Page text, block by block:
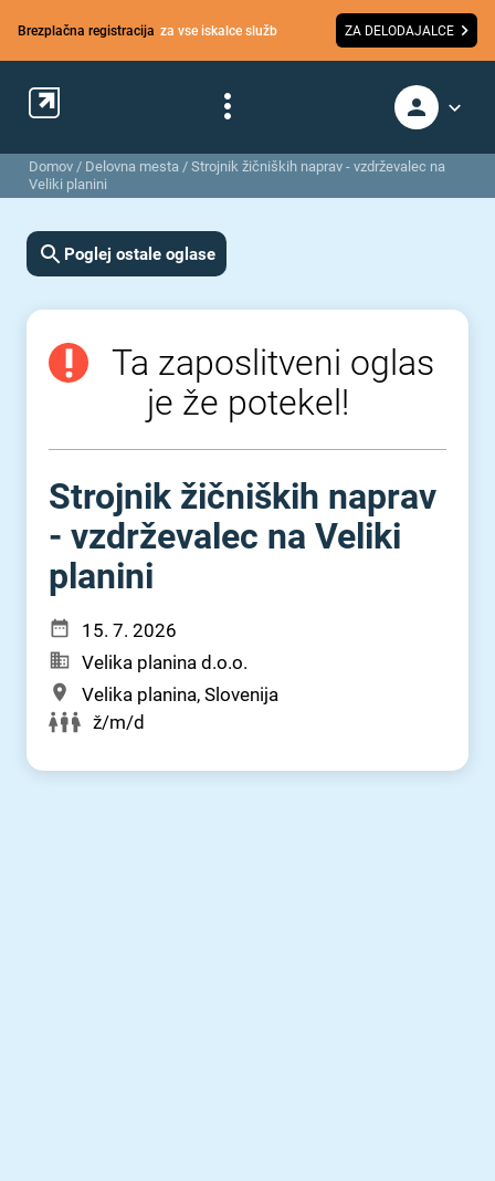
Brezplačna registracija za vse iskalce služb ZA DELODAJALCE
Domov / Delovna mesta / Strojnik žičniških naprav - vzdrževalec na
Veliki planini
Poglej ostale oglase
Ta zaposlitveni oglas
je že potekel!
Strojnik žičniških naprav
- vzdrževalec na Veliki
planini
15. 7. 2026
Velika planina d.o.o.
Velika planina, Slovenija
ž/m/d